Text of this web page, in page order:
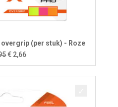
(per stuk) - Roze
Oorspronkelijke
prijs
was:
€ 2,66Huidige
prijs
is: